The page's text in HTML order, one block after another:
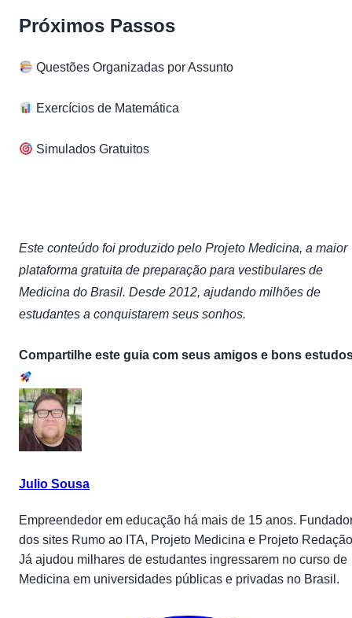
Próximos Passos
Questões Organizadas por Assunto
Exercícios de Matemática
Simulados Gratuitos
Este conteúdo foi produzido pelo Projeto Medicina, a maior
plataforma gratuita de preparação para vestibulares de
Medicina do Brasil. Desde 2012, ajudando milhões de
estudantes a conquistarem seus sonhos.
Compartilhe este guia com seus amigos e bons
Julio Sousa
Empreendedor em educação há mais de 15 anos.
dos sites Rumo ao ITA, Projeto Medicina e Projeto
Já ajudou milhares de estudantes ingressarem no curso de
Medicina em universidades públicas e privadas no Brasil.